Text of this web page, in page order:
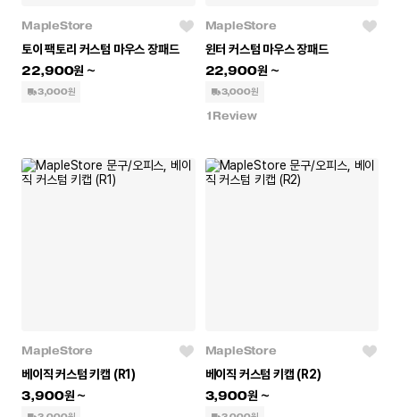
MapleStore
토이 팩토리 커스텀 마우스 장패드
22,900
3,000원
MapleStore
윈터 커스텀 마우스 장패드
22,900
3,000원
Review
1
MapleStore
베이직 커스텀 키캡 (R1)
3,900
MapleStore
베이직 커스텀 키캡 (R2)
3,900